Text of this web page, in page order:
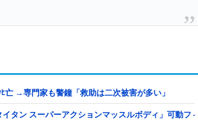
→専門家も警鐘「救助は二次被害が多い」
タン スーパーアクションマッスルボディ」可動フ